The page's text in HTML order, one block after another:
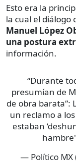
Esto era la
la cual el diálogo
Manuel López
una postura
información.
“Durante
presumían de
de obra barata”:
un reclamo a
estaban
— Político MX